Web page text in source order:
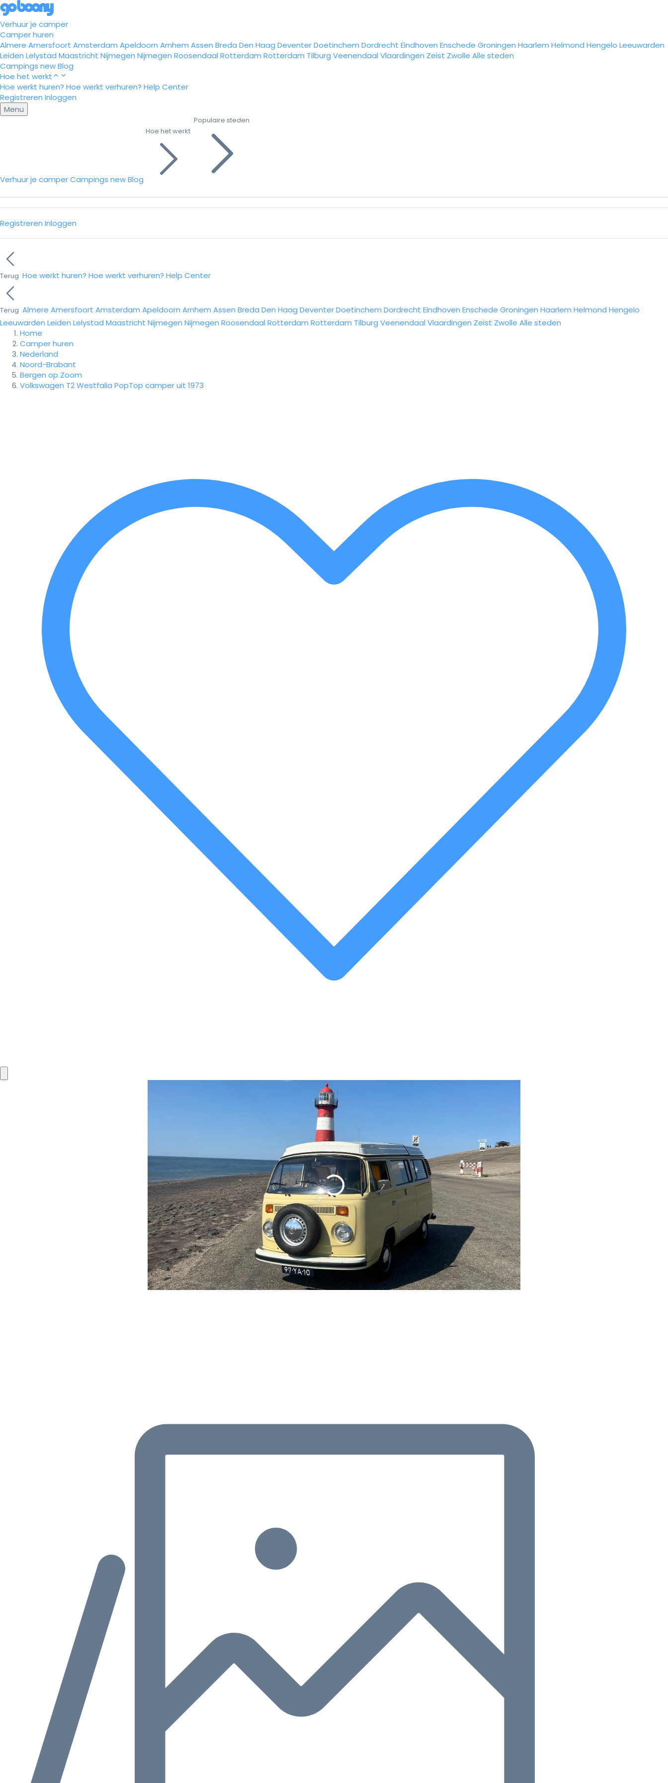
Verhuur je camper
Camper huren
Almere Amersfoort Amsterdam Apeldoorn Arnhem Assen Breda Den Haag DeventerDoetinchem Dordrecht Eindhoven Enschede Groningen Haarlem Helmond Hengelo Leeuwarden
Leiden Lelystad Maastricht Nijmegen Nijmegen Roosendaal Rotterdam Rotterdam Tilburg Veenendaal Vlaardingen Zeist Zwolle Alle steden
Campings newBlog
Hoe het werkt
Hoe werkt huren? Hoe werkt verhuren? Help Center
Registreren Inloggen
Menu
Verhuur je camperCampings newBlog
Hoe het werkt
Populaire steden
Registreren Inloggen
Terug Hoe werkt huren? Hoe werkt verhuren? Help Center
Terug Almere Amersfoort Amsterdam Apeldoorn Arnhem Assen Breda Den Haag DeventerDoetinchem Dordrecht Eindhoven Enschede Groningen Haarlem Helmond Hengelo
Leeuwarden Leiden Lelystad Maastricht Nijmegen Nijmegen Roosendaal Rotterdam Rotterdam Tilburg Veenendaal Vlaardingen Zeist Zwolle Alle steden
Home
Camper huren
Nederland
Noord-Brabant
Bergen op Zoom
Volkswagen T2 Westfalia PopTop camper uit 1973